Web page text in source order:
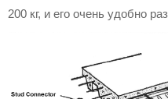
200 кг, и его очень удобно